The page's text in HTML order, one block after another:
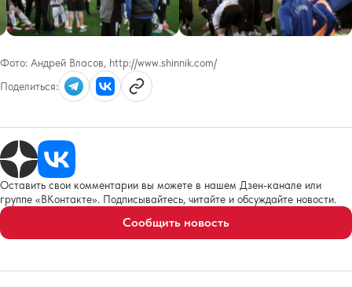
Фото: Андрей Власов, http://www.shinnik.com/
Поделиться:
Оставить свои комментарии вы можете в нашем Дзен-канале или
группе «ВКонтакте». Подписывайтесь, читайте и обсуждайте новости.
Сообщить новость